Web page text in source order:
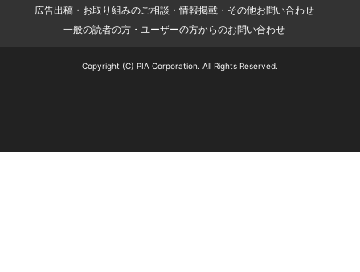
広告出稿・お取り組みのご相談・情報掲載・その他お問い合わせ
一般の読者の方・ユーザーの方からのお問い合わせ
Copyright (C) PIA Corporation. All Rights Reserved.